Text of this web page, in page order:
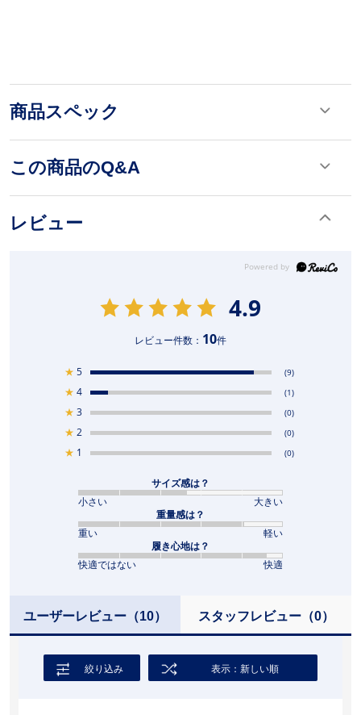
商品スペック
この商品のQ&A
レビュー
4.9
レビュー件数： 10件
★ 5 (9)
★ 4 (1)
★ 3 (0)
★ 2 (0)
★ 1 (0)
サイズ感は？
小さい
大きい
重量感は？
重い
軽い
履き心地は？
快適ではない
快適
ユーザーレビュー（10） スタッフレビュー（0）
絞り込み 表示：新しい順